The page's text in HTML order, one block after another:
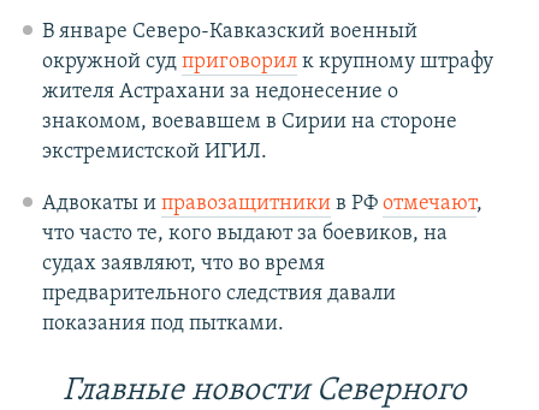
В январе Северо-Кавказский военный
окружной суд приговорилк крупному штрафу
жителя Астрахани за недонесение о
знакомом, воевавшем в Сирии на стороне
экстремистской ИГИЛ.
Адвокаты и правозащитникив РФ отмечают,
что часто те, кого выдают за боевиков, на
судах заявляют, что во время
предварительного следствия давали
показания под пытками.
Главные новости Северного